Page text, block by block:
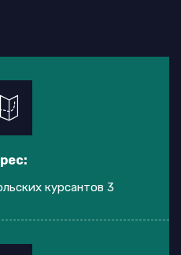
курсантов 3